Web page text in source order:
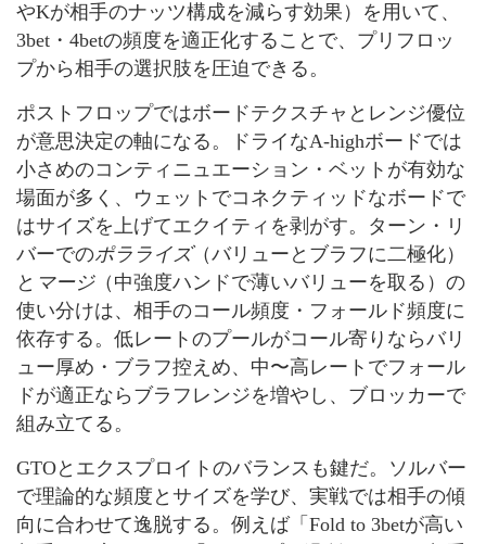
やKが相手のナッツ構成を減らす効果）を用いて、
3bet・4betの頻度を適正化することで、プリフロッ
プから相手の選択肢を圧迫できる。
ポストフロップではボードテクスチャとレンジ優位
が意思決定の軸になる。ドライなA-highボードでは
小さめのコンティニュエーション・ベットが有効な
場面が多く、ウェットでコネクティッドなボードで
はサイズを上げてエクイティを剥がす。ターン・リ
バーでのポラライズ（バリューとブラフに二極化）
と マージ（中強度ハンドで薄いバリューを取る）の
使い分けは、相手のコール頻度・フォールド頻度に
依存する。低レートのプールがコール寄りならバリ
ュー厚め・ブラフ控えめ、中〜高レートでフォール
ドが適正ならブラフレンジを増やし、ブロッカーで
組み立てる。
GTOとエクスプロイトのバランスも鍵だ。ソルバー
で理論的な頻度とサイズを学び、実戦では相手の傾
向に合わせて逸脱する。例えば「Fold to 3betが高い